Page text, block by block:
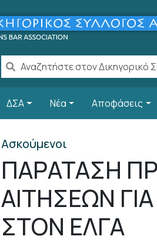
ΔΣΑ Νέα Αποφάσεις
Ασκούμενοι
ΠΑΡΑΤΑΣΗ
ΑΙΤΗΣΕΩΝ
ΣΤΟΝ ΕΛΓΑ